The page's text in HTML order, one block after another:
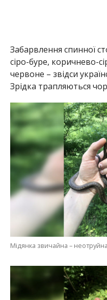
Забарвлення спинної
сіро-буре, коричнево-
червоне – звідси
Зрідка трапляються
Мідянка звичайна –